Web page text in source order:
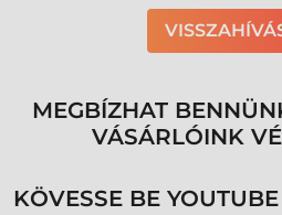
MEGBÍZHAT
VÁSÁRLÓINK
KÖVESSE BE